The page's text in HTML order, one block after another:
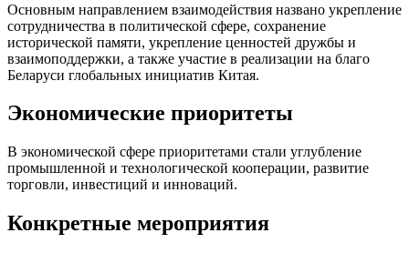
Основным направлением взаимодействия названо укрепление
сотрудничества в политической сфере, сохранение
исторической памяти, укрепление ценностей дружбы и
взаимоподдержки, а также участие в реализации на благо
Беларуси глобальных инициатив Китая.
Экономические приоритеты
В экономической сфере приоритетами стали углубление
промышленной и технологической кооперации, развитие
торговли, инвестиций и инноваций.
Конкретные мероприятия